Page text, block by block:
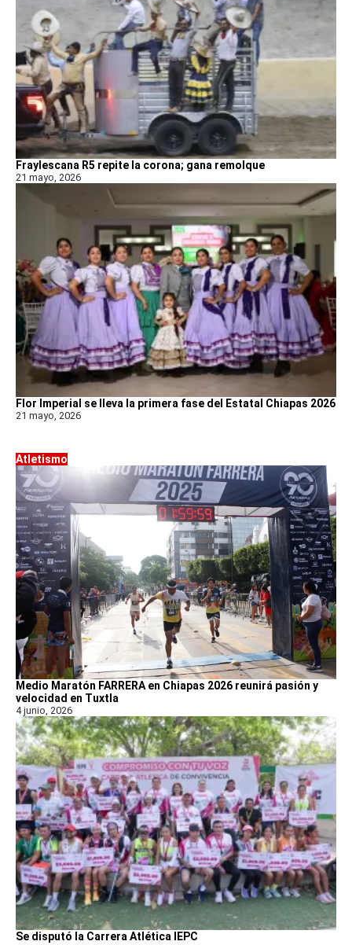
Fraylescana R5 repite la corona; gana remolque
21 mayo, 2026
Flor Imperial se lleva la primera fase del Estatal Chiapas 2026
21 mayo, 2026
Atletismo
Medio Maratón FARRERA en Chiapas 2026 reunirá pasión y
velocidad en Tuxtla
4 junio, 2026
Se disputó la Carrera Atlética IEPC